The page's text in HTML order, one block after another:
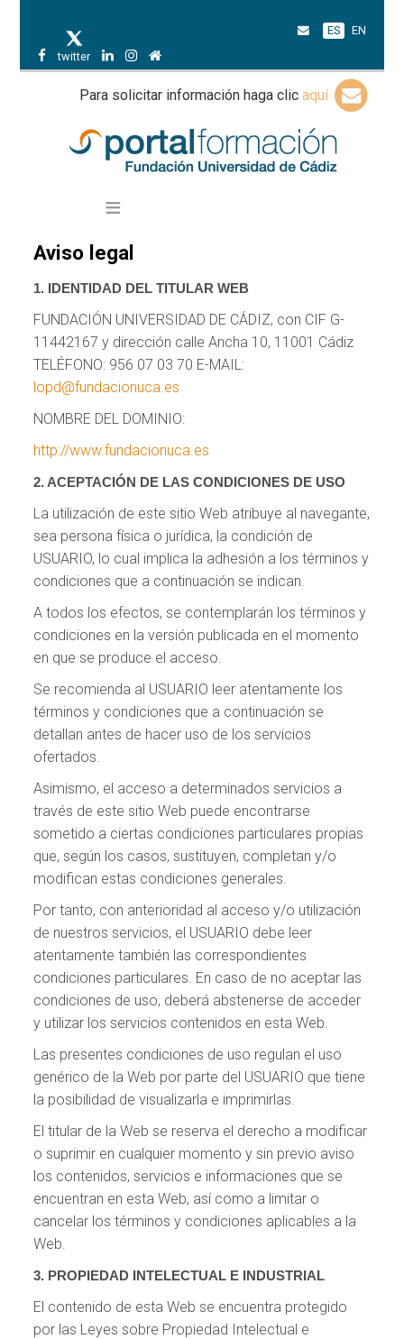
twitter
ES EN
Para solicitar información haga clic aquí
Aviso legal
1. IDENTIDAD DEL TITULAR WEB
FUNDACIÓN UNIVERSIDAD DE CÁDIZ, con CIF G-
11442167 y dirección calle Ancha 10, 11001 Cádiz
TELÉFONO: 956 07 03 70 E-MAIL:
lopd@fundacionuca.es
NOMBRE DEL DOMINIO:
http://www.fundacionuca.es
2. ACEPTACIÓN DE LAS CONDICIONES DE USO
La utilización de este sitio Web atribuye al navegante,
sea persona física o jurídica, la condición de
USUARIO, lo cual implica la adhesión a los términos y
condiciones que a continuación se indican.
A todos los efectos, se contemplarán los términos y
condiciones en la versión publicada en el momento
en que se produce el acceso.
Se recomienda al USUARIO leer atentamente los
términos y condiciones que a continuación se
detallan antes de hacer uso de los servicios
ofertados.
Asimismo, el acceso a determinados servicios a
través de este sitio Web puede encontrarse
sometido a ciertas condiciones particulares propias
que, según los casos, sustituyen, completan y/o
modifican estas condiciones generales.
Por tanto, con anterioridad al acceso y/o utilización
de nuestros servicios, el USUARIO debe leer
atentamente también las correspondientes
condiciones particulares. En caso de no aceptar las
condiciones de uso, deberá abstenerse de acceder
y utilizar los servicios contenidos en esta Web.
Las presentes condiciones de uso regulan el uso
genérico de la Web por parte del USUARIO que tiene
la posibilidad de visualizarla e imprimirlas.
El titular de la Web se reserva el derecho a modificar
o suprimir en cualquier momento y sin previo aviso
los contenidos, servicios e informaciones que se
encuentran en esta Web, así como a limitar o
cancelar los términos y condiciones aplicables a la
Web.
3. PROPIEDAD INTELECTUAL E INDUSTRIAL
El contenido de esta Web se encuentra protegido
por las Leyes sobre Propiedad Intelectual e